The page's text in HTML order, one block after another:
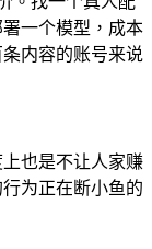
一个模型，成本
内容的账号来说
也是不让人家赚
为正在断小鱼的